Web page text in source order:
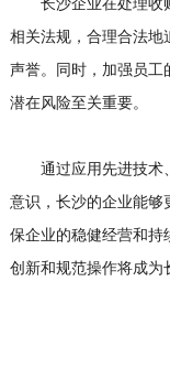
长沙企业在处理收账
相关法规，合理合法地
声誉。同时，加强员工
潜在风险至关重要。
通过应用先进技术、
意识，长沙的企业能够
保企业的稳健经营和持
创新和规范操作将成为